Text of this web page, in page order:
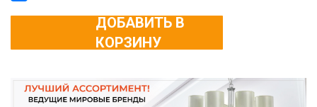
ДОБАВИТЬ В
КОРЗИНУ